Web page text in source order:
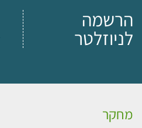
הרשמה
לניוזלטר
מחקר